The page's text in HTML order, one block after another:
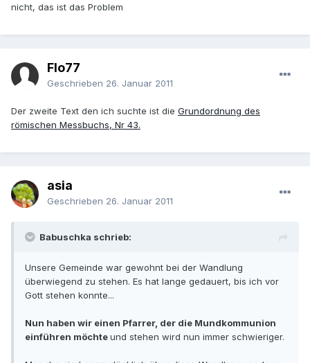
nicht, das ist das Problem
Flo77
Geschrieben 26. Januar 2011
Der zweite Text den ich suchte ist die Grundordnung des
römischen Messbuchs, Nr 43.
asia
Geschrieben 26. Januar 2011
Babuschka schrieb:
Unsere Gemeinde war gewohnt bei der Wandlung
überwiegend zu stehen. Es hat lange gedauert, bis ich vor
Gott stehen konnte...
Nun haben wir einen Pfarrer, der die Mundkommunion
einführen möchteund stehen wird nun immer schwieriger.